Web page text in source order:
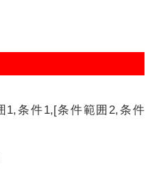
1,条件1,[条件範囲2,条件